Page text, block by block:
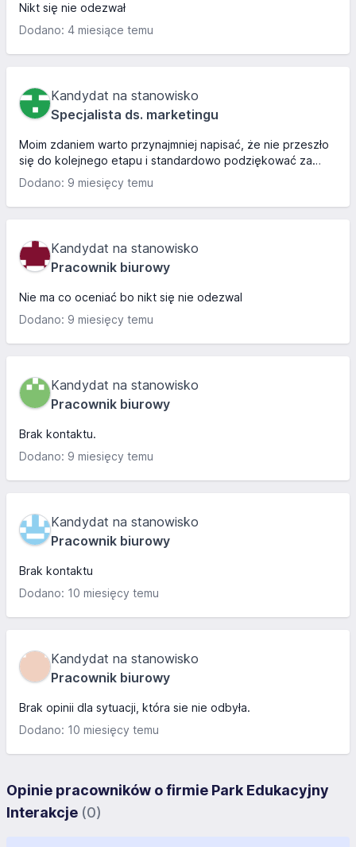
Nikt się nie odezwał
Dodano: 4 miesiące temu
Kandydat na stanowisko
Specjalista ds. marketingu
Moim zdaniem warto przynajmniej napisać, że nie przeszło
się do kolejnego etapu i standardowo podziękować za
udział w rekrutacji.
Dodano: 9 miesięcy temu
Kandydat na stanowisko
Pracownik biurowy
Nie ma co oceniać bo nikt się nie odezwal
Dodano: 9 miesięcy temu
Kandydat na stanowisko
Pracownik biurowy
Brak kontaktu.
Dodano: 9 miesięcy temu
Kandydat na stanowisko
Pracownik biurowy
Brak kontaktu
Dodano: 10 miesięcy temu
Kandydat na stanowisko
Pracownik biurowy
Brak opinii dla sytuacji, która sie nie odbyła.
Dodano: 10 miesięcy temu
Opinie pracowników o firmie Park Edukacyjny
Interakcje (0)